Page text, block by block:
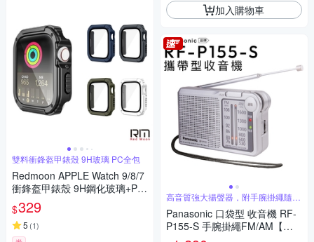
雙料衝鋒盔甲錶殼 9H玻璃 PC全包
Redmoon APPLE Watch 9/8/7
衝鋒盔甲錶殼 9H鋼化玻璃+PC
全包覆雙料防摔保護殼 41/45m
m
$329
5 (1)
加入購物車
高音質強大揚聲器，附手腕掛繩隨手
聽
Panasonic 口袋型 收音機 RF-
P155-S 手腕掛繩FM/AM【保
固一年】